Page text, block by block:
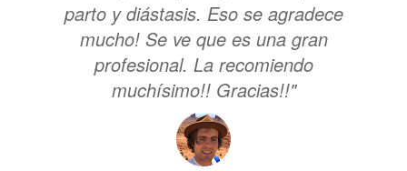
parto y diástasis. Eso se agradece
mucho! Se ve que es una gran
profesional. La recomiendo
muchísimo!! Gracias!!"